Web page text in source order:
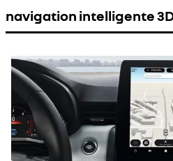
navigation intelligente